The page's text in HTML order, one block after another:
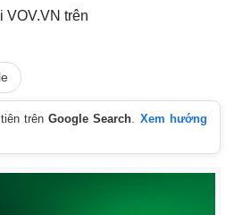
Giá vàng
VOV.VN trên
tiên trênGoogle Search
Xem hướng